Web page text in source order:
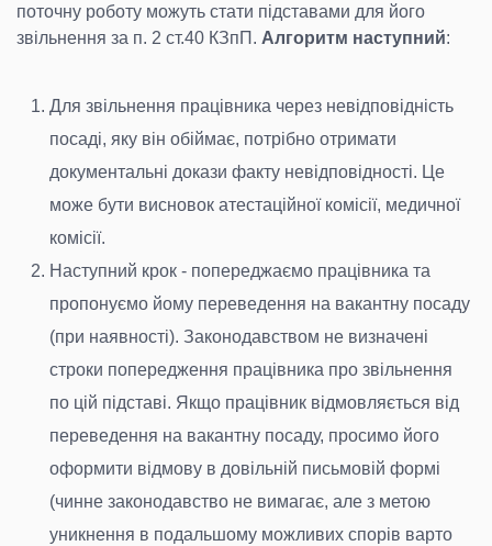
поточну роботу можуть стати підставами для його
звільнення за п. 2 ст.40 КЗпП. Алгоритм наступний:
Для звільнення працівника через невідповідність
посаді, яку він обіймає, потрібно отримати
документальні докази факту невідповідності. Це
може бути висновок атестаційної комісії, медичної
комісії.
Наступний крок - попереджаємо працівника та
пропонуємо йому переведення на вакантну посаду
(при наявності). Законодавством не визначені
строки попередження працівника про звільнення
по цій підставі. Якщо працівник відмовляється від
переведення на вакантну посаду, просимо його
оформити відмову в довільній письмовій формі
(чинне законодавство не вимагає, але з метою
уникнення в подальшому можливих спорів варто